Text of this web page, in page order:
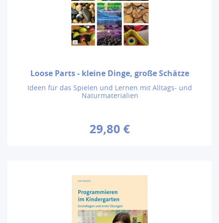
Loose Parts - kleine Dinge, große Schätze
Ideen für das Spielen und Lernen mit Alltags- und
Naturmaterialien
29,80 €